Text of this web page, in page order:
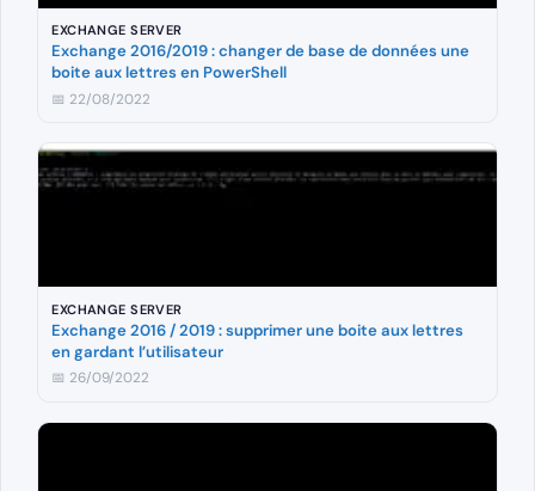
EXCHANGE SERVER
Exchange 2016/2019 : changer de base de données une
boite aux lettres en PowerShell
📅 22/08/2022
EXCHANGE SERVER
Exchange 2016 / 2019 : supprimer une boite aux lettres
en gardant l’utilisateur
📅 26/09/2022